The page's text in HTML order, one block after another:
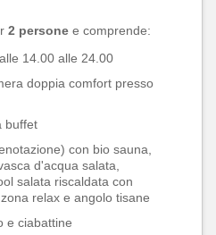
2 persone e comprende:
14.00 alle 24.00
doppia comfort presso
buffet
con bio sauna,
d'acqua salata,
salata riscaldata con
relax e angolo tisane
e ciabattine